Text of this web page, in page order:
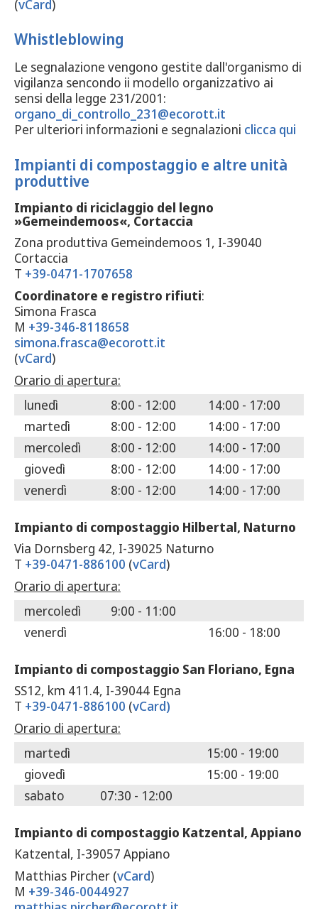
(vCard)
Whistleblowing
Le segnalazione vengono gestite dall'organismo di
vigilanza sencondo ii modello organizzativo ai
sensi della legge 231/2001:
organo_di_controllo_231@ecorott.it
Per ulteriori informazioni e segnalazioni clicca qui
Impianti di compostaggio e altre unità
produttive
Impianto di riciclaggio del legno
»Gemeindemoos«, Cortaccia
Zona produttiva Gemeindemoos 1, I-39040
Cortaccia
T +39-0471-1707658
Coordinatore e registro rifiuti:
Simona Frasca
M +39-346-8118658
simona.frasca@ecorott.it
(vCard)
Orario di apertura:
lunedì
8:00 - 12:00
14:00 - 17:00
martedì
8:00 - 12:00
14:00 - 17:00
mercoledì
8:00 - 12:00
14:00 - 17:00
giovedì
8:00 - 12:00
14:00 - 17:00
venerdì
8:00 - 12:00 14:00 - 17:00
Impianto di compostaggio Hilbertal, Naturno
Via Dornsberg 42, I-39025 Naturno
T +39-0471-886100 (vCard)
Orario di apertura:
mercoledì
9:00 - 11:00
venerdì
16:00 - 18:00
Impianto di compostaggio San Floriano, Egna
SS12, km 411.4, I-39044 Egna
T +39-0471-886100 (vCard)
Orario di apertura:
martedì
15:00 - 19:00
giovedì
15:00 - 19:00
sabato
07:30 - 12:00
Impianto di compostaggio Katzental, Appiano
Katzental, I-39057 Appiano
Matthias Pircher (vCard)
M +39-346-0044927